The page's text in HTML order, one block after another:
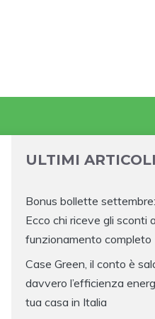
ULTIMI ARTICOLI
Bonus bollette
Ecco chi riceve gli sconti
funzionamento completo
Case Green, il conto è
davvero l’efficienza
tua casa in Italia